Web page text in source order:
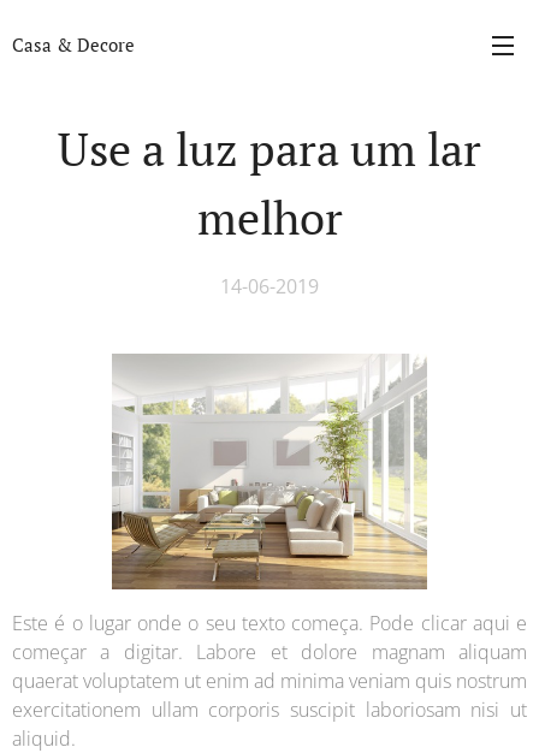
Casa & Decore
Use a luz para um lar
melhor
14-06-2019
Este é o lugar onde o seu texto começa. Pode clicar aqui e
começar a digitar. Labore et dolore magnam aliquam
quaerat voluptatem ut enim ad minima veniam quis nostrum
exercitationem ullam corporis suscipit laboriosam nisi ut
aliquid.